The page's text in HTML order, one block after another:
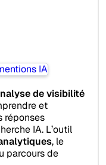
de visibilité
et
réponses
IA. L’outil
, le
parcours de